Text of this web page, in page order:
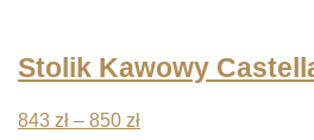
Stolik Kawowy
843 zł – 850 złZakres